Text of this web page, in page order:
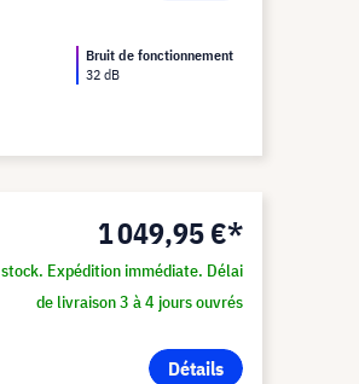
Bruit de fonctionnement
32 dB
1 049,95 €*
stock. Expédition immédiate. Délai
de livraison 3 à 4 jours ouvrés
Détails